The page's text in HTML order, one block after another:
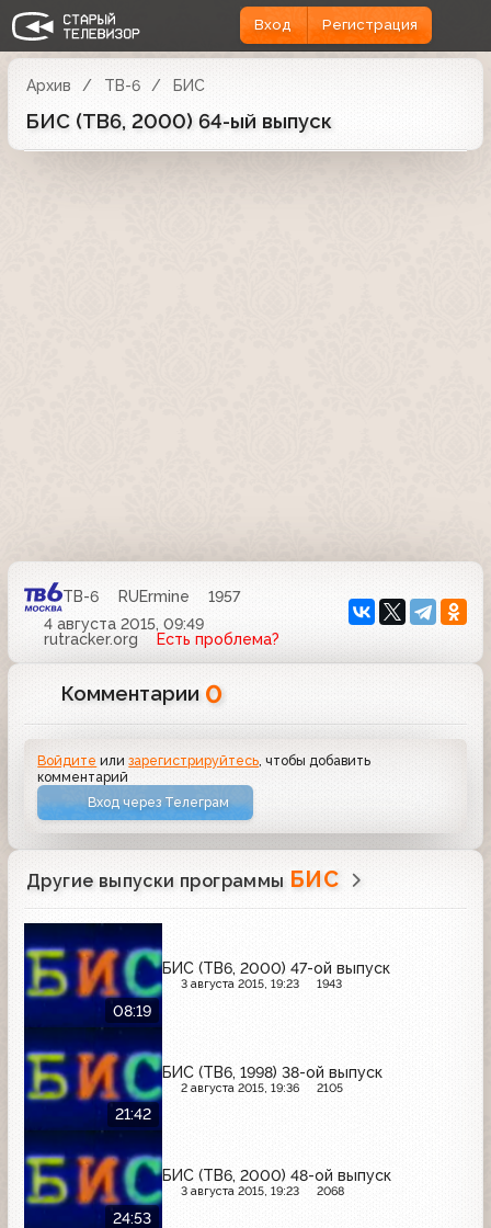
Вход Регистрация
Архив ТВ-6 БИС
БИС (ТВ6, 2000) 64-ый выпуск
ТВ-6 RUErmine
1957
4 августа 2015, 09:49
rutracker.org
Есть проблема?
Комментарии 0
Войдите илизарегистрируйтесь , чтобы добавить
комментарий
Вход через Телеграм
Другие выпуски программы БИС
08:19
БИС (ТВ6, 2000) 47-ой выпуск
3 августа 2015, 19:23 1943
21:42
БИС (ТВ6, 1998) 38-ой выпуск
2 августа 2015, 19:36 2105
24:53
БИС (ТВ6, 2000) 48-ой выпуск
3 августа 2015, 19:23 2068